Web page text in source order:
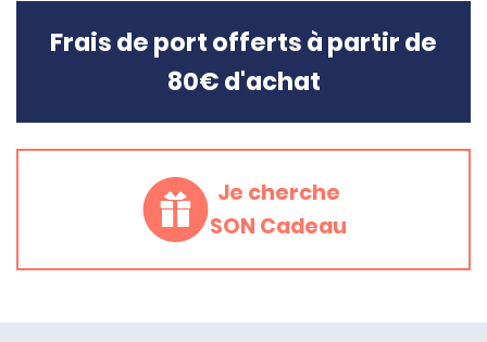
Frais de port offerts à partir de
80€ d'achat
Je cherche
SON Cadeau